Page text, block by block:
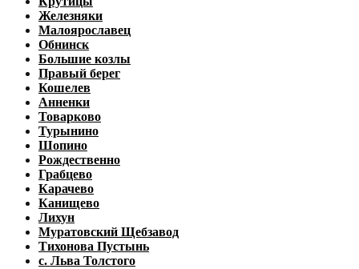
Железняки
Малоярославец
Обнинск
Большие козлы
Правый берег
Кошелев
Анненки
Товарково
Турынино
Шопино
Рождественно
Грабцево
Карачево
Канищево
Лихун
Муратовский Щебзавод
Тихонова Пустынь
с. Льва Толстого